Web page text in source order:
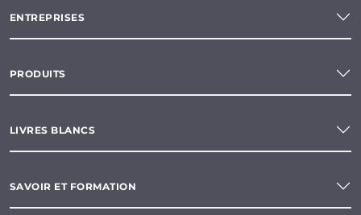
ENTREPRISES
PRODUITS
LIVRES BLANCS
SAVOIR ET FORMATION